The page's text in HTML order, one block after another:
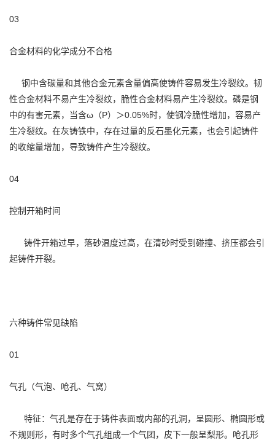
03
合金材料的化学成分不合格
钢中含碳量和其他合金元素含量偏高使铸件容易发生冷裂纹。韧
性合金材料不易产生冷裂纹，脆性合金材料易产生冷裂纹。磷是钢
中的有害元素，当含ω（P）＞0.05%时，使钢冷脆性增加，容易产
生冷裂纹。在灰铸铁中，存在过量的反石墨化元素，也会引起铸件
的收缩量增加，导致铸件产生冷裂纹。
04
控制开箱时间
铸件开箱过早，落砂温度过高，在清砂时受到碰撞、挤压都会引
起铸件开裂。
六种铸件常见缺陷
01
气孔（气泡、呛孔、气窝）
特征：气孔是存在于铸件表面或内部的孔洞，呈圆形、椭圆形或
不规则形，有时多个气孔组成一个气团，皮下一般呈梨形。呛孔形